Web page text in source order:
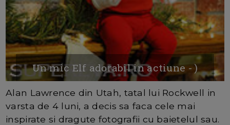
Un mic Elf adorabil in actiune - )
Alan Lawrence din Utah, tatal lui Rockwell in
varsta de 4 luni, a decis sa faca cele mai
inspirate si dragute fotografii cu baietelul sau.